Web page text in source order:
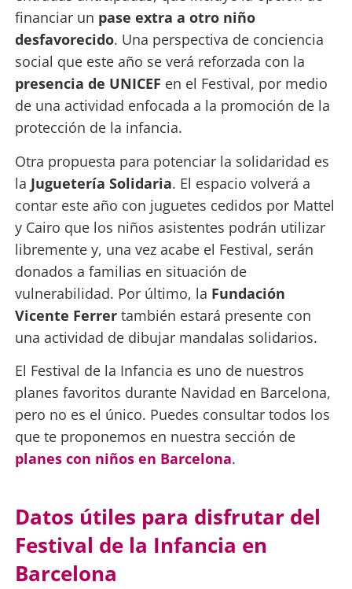
financiar un pase extra a otro niño
desfavorecido. Una perspectiva de conciencia
social que este año se verá reforzada con la
presencia de UNICEF en el Festival, por medio
de una actividad enfocada a la promoción de la
protección de la infancia.
Otra propuesta para potenciar la solidaridad es
la Juguetería Solidaria. El espacio volverá a
contar este año con juguetes cedidos por Mattel
y Cairo que los niños asistentes podrán utilizar
libremente y, una vez acabe el Festival, serán
donados a familias en situación de
vulnerabilidad. Por último, la Fundación
Vicente Ferrer también estará presente con
una actividad de dibujar mandalas solidarios.
El Festival de la Infancia es uno de nuestros
planes favoritos durante Navidad en Barcelona,
pero no es el único. Puedes consultar todos los
que te proponemos en nuestra sección de
planes con niños en Barcelona.
Datos útiles para disfrutar del
Festival de la Infancia en
Barcelona